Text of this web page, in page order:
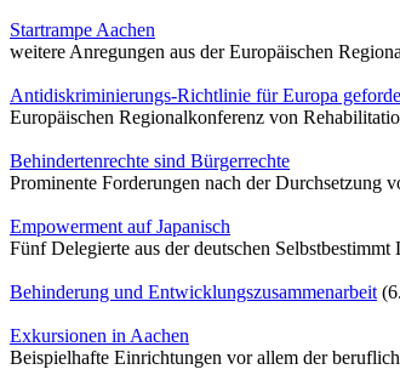
Startrampe Aachen
weitere Anregungen aus der Europäischen
Antidiskriminierungs-Richtlinie für Europa
Europäischen Regionalkonferenz von
Behindertenrechte sind Bürgerrechte
Prominente Forderungen nach der Durchsetzung
Empowerment auf Japanisch
Fünf Delegierte aus der deutschen
Behinderung und Entwicklungszusammenarbeit
Exkursionen in Aachen
Beispielhafte Einrichtungen vor allem der